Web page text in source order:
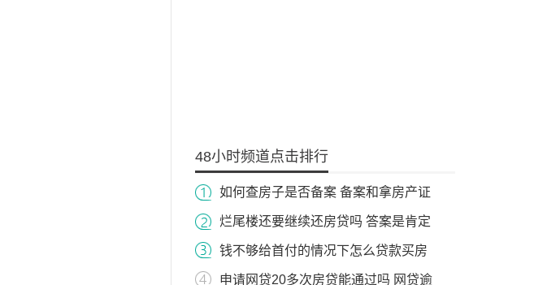
48小时频道点击排行
如何查房子是否备案 备案和拿房产证
烂尾楼还要继续还房贷吗 答案是肯定
钱不够给首付的情况下怎么贷款买房
申请网贷20多次房贷能通过吗 网贷逾